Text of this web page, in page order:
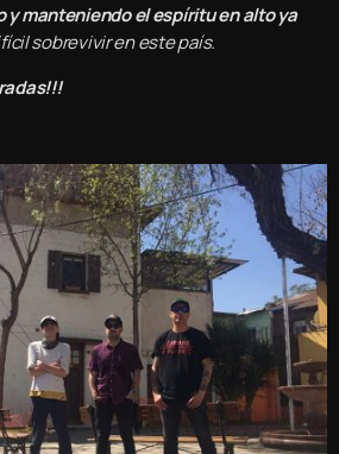
y manteniendo el espíritu en alto ya
sobrevivir en este país.